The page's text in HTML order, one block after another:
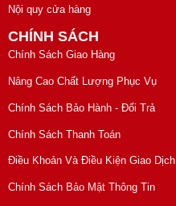
Nội quy cửa hàng
CHÍNH SÁCH
Chính Sách Giao Hàng
Nâng Cao Chất Lượng Phục Vụ
Chính Sách Bảo Hành - Đổi Trả
Chính Sách Thanh Toán
Điều Khoản Và Điều Kiện Giao Dịch
Chính Sách Bảo Mật Thông Tin